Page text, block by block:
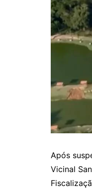
Após
Vicinal